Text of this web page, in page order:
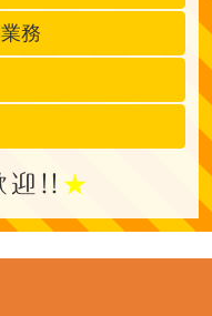
務
迎!!